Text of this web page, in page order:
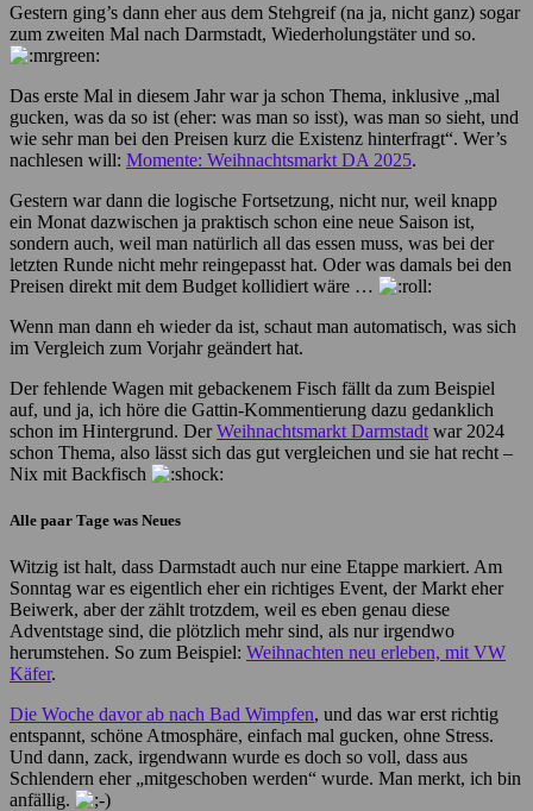
Gestern ging’s dann eher aus dem Stehgreif (na ja, nicht ganz) sogar
zum zweiten Mal nach Darmstadt, Wiederholungstäter und so.
Das erste Mal in diesem Jahr war ja schon Thema, inklusive „mal
gucken, was da so ist (eher: was man so isst), was man so sieht, und
wie sehr man bei den Preisen kurz die Existenz hinterfragt“. Wer’s
nachlesen will: Momente: Weihnachtsmarkt DA 2025.
Gestern war dann die logische Fortsetzung, nicht nur, weil knapp
ein Monat dazwischen ja praktisch schon eine neue Saison ist,
sondern auch, weil man natürlich all das essen muss, was bei der
letzten Runde nicht mehr reingepasst hat. Oder was damals bei den
Preisen direkt mit dem Budget kollidiert wäre …
Wenn man dann eh wieder da ist, schaut man automatisch, was sich
im Vergleich zum Vorjahr geändert hat.
Der fehlende Wagen mit gebackenem Fisch fällt da zum Beispiel
auf, und ja, ich höre die Gattin-Kommentierung dazu gedanklich
schon im Hintergrund. DerWeihnachtsmarkt Darmstadt war 2024
schon Thema, also lässt sich das gut vergleichen und sie hat recht –
Nix mit Backfisch
Alle paar Tage was Neues
Witzig ist halt, dass Darmstadt auch nur eine Etappe markiert. Am
Sonntag war es eigentlich eher ein richtiges Event, der Markt eher
Beiwerk, aber der zählt trotzdem, weil es eben genau diese
Adventstage sind, die plötzlich mehr sind, als nur irgendwo
herumstehen. So zum Beispiel: Weihnachten neu erleben, mit VW
Käfer.
Die Woche davor ab nach Bad Wimpfen, und das war erst richtig
entspannt, schöne Atmosphäre, einfach mal gucken, ohne Stress.
Und dann, zack, irgendwann wurde es doch so voll, dass aus
Schlendern eher „mitgeschoben werden“ wurde. Man merkt, ich bin
anfällig.